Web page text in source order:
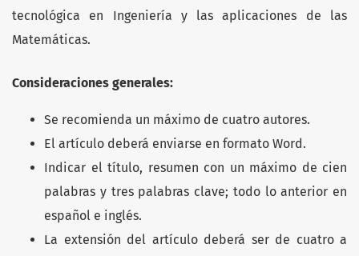
tecnológica en Ingeniería y las aplicaciones de las
Matemáticas.
Consideraciones generales:
Se recomienda un máximo de cuatro autores.
El artículo deberá enviarse en formato Word.
Indicar el título, resumen con un máximo de cien
palabras y tres palabras clave; todo lo anterior en
español e inglés.
La extensión del artículo deberá ser de cuatro a